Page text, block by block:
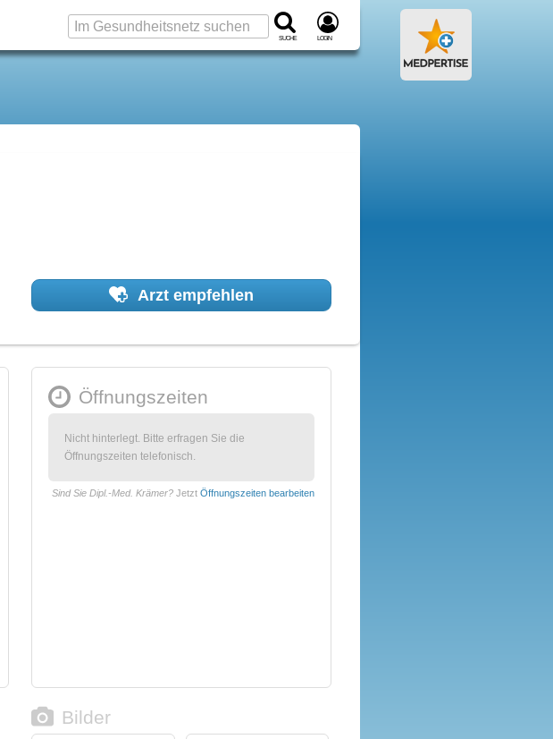
Suche Login
Arzt empfehlen
Öffnungszeiten
Nicht hinterlegt. Bitte erfragen Sie die
Öffnungszeiten telefonisch.
Sind Sie Dipl.-Med. Krämer? Jetzt Öffnungszeiten bearbeiten
Bilder